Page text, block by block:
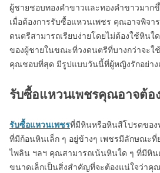
ผู้ชายชอบทองคำขาวและทองคำขาวมาก
เมื่อต้องการรับซื้อแหวนเพชร คุณอาจพิจ
ดนตรีสามารถเรียบง่ายโดยไม่ต้องใช้หิน
ของผู้ชายในขณะที่วงดนตรีที่บางกว่าจะใ
คุณชอบที่สุด มีรูปแบบวันนี้ที่ผู้หญิงรักอย่าง
รับซื้อแหวนเพชรคุณอาจต้
รับซื้อแหวนเพชรที่มีหินหรือหินสีโปรดขอ
ที่มีก้อนหินเล็ก ๆ อยู่ข้างๆ เพชรมีลักษณะ
ไพลิน ฯลฯ คุณสามารถเน้นหินใด ๆ ที่มีหิ
ขนาดเล็กเป็นสิ่งสำคัญที่จะต้องแน่ใจว่า